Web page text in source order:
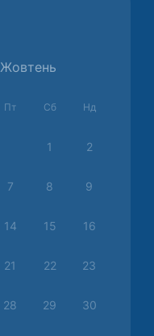
Жовтень
Пт Сб Нд
1 2
7 8 9
14 15 16
21 22 23
28 29 30